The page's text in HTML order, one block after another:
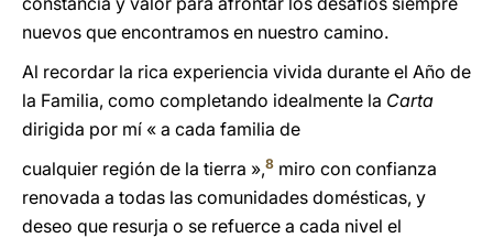
nuevos que encontramos en nuestro camino.
Al recordar la rica experiencia vivida durante el Año de
la Familia, como completando idealmente la Carta
dirigida por mí « a cada familia de
cualquier región de la tierra »,8 miro con confianza
renovada a todas las comunidades domésticas, y
deseo que resurja o se refuerce a cada nivel el